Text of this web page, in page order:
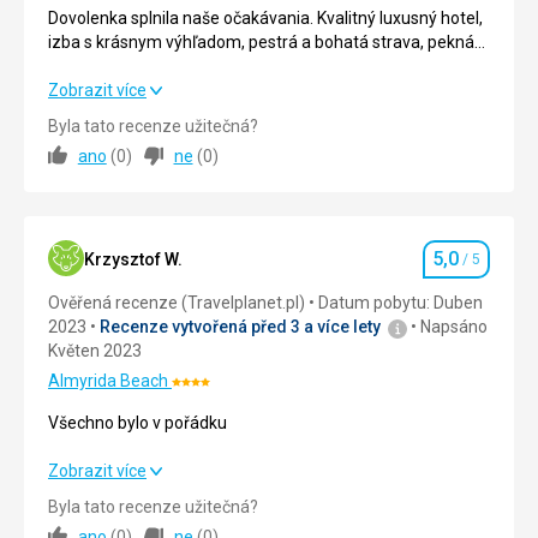
část
Nenáročné
5/5
Dovolenka splnila naše očakávania. Kvalitný luxusný hotel,
izba s krásnym výhľadom, pestrá a bohatá strava, pekná
reštaurácií, za 2€ mestská doprava do starého mesta
Chania. Spokojnosť.
Dovolenka splnila naše očakávania. Kvalitný luxusný hotel,
izba s krásnym výhľadom, pestrá a bohatá strava, pekná
pláž s dostatkom slnečníkov. V okolí niekolko obchodíkov a
reštaurácií, za 2€ mestská doprava do starého mesta
Ubytování 5,0/ 5
Okolí 5,0/ 5
Služby
Cena
Zobrazit více
Byla tato recenze užitečná?
ano (0) ne (0)
Krzysztof W. Hodnocení
5,0 / 5
Ověřená recenze (Travelplanet.pl)
Datum pobytu: Duben
2023
Recenze vytvořená před 3 a více lety
Napsáno
Květen 2023
Almyrida BeachHodnocení:
4/5
Všechno bylo v pořádku
Všechno bylo v pořádku
Strava
Zobrazit více
Byla tato recenze užitečná?